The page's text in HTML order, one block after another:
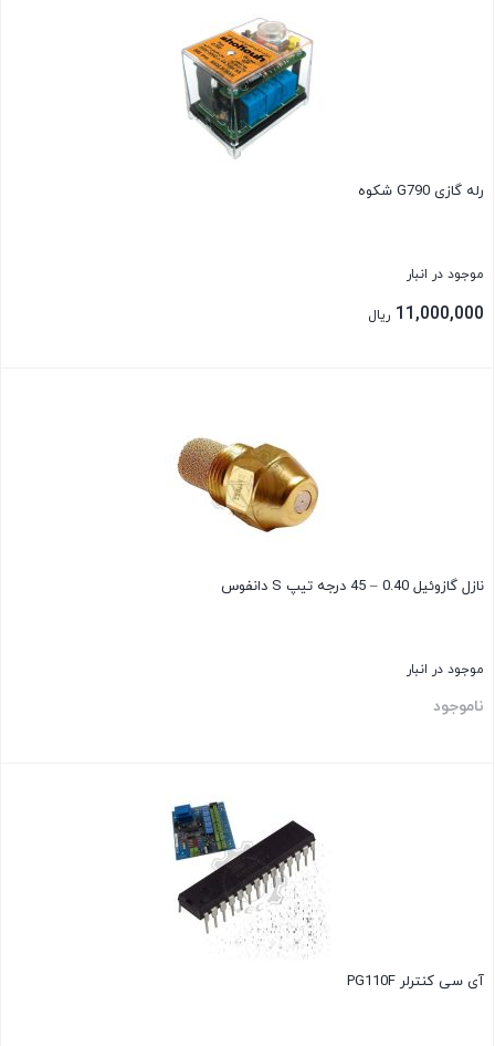
رله گازی G790 شکوه
موجود در انبار
11,000,000 ریال
نازل گازوئیل 0.40 – 45 درجه تیپ S دانفوس
موجود در انبار
ناموجود
آی سی کنترلر PG110F